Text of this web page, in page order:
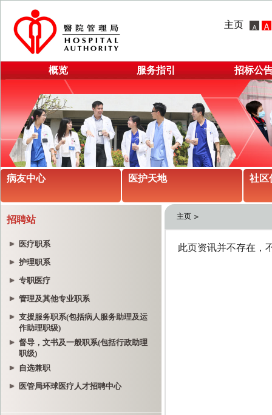
主页
概览 服务指引 招标公
病友中心 医护天地 社区
招聘站
医疗职系
护理职系
专职医疗
管理及其他专业职系
支援服务职系(包括病人服务助理及运
作助理职级)
督导，文书及一般职系(包括行政助理
职级)
自选兼职
医管局环球医疗人才招聘中心
主页